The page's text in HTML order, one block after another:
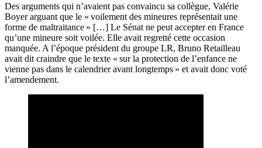
Des arguments qui n’avaient pas convaincu sa collègue, Valérie
Boyer arguant que le « voilement des mineures représentait une
forme de maltraitance » […] Le Sénat ne peut accepter en France
qu’une mineure soit voilée. Elle avait regretté cette occasion
manquée. A l’époque président du groupe LR, Bruno Retailleau
avait dit craindre que le texte « sur la protection de l’enfance ne
vienne pas dans le calendrier avant longtemps » et avait donc voté
l’amendement.